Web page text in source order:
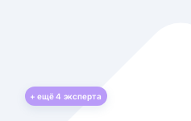
+ ещё4 эксперта